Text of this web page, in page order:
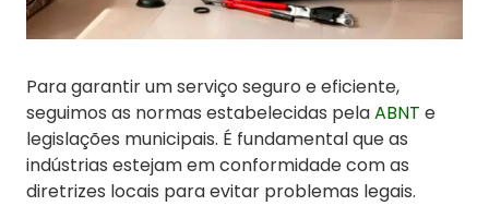
Para garantir um serviço seguro e eficiente,
seguimos as normas estabelecidas pelaABNT e
legislações municipais. É fundamental que as
indústrias estejam em conformidade com as
diretrizes locais para evitar problemas legais.